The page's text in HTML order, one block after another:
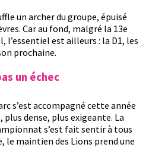
un archer du groupe, épuisé
Car au fond, malgré la 13e
l’essentiel est ailleurs : la D1, les
prochaine.
un échec
s’est accompagné cette année
dense, plus exigeante. La
s’est fait sentir à tous
le maintien des Lions prend une